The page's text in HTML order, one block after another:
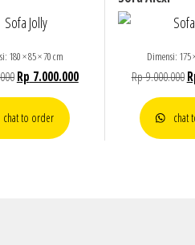
180 × 85 × 70 cm
Rp 7.000.000
chat to order
Dimensi: 175
Rp9.000.000
chat